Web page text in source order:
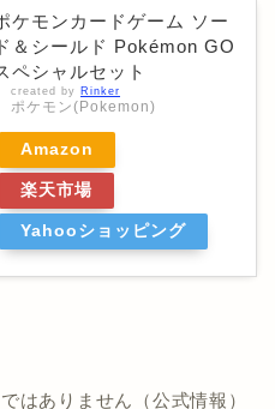
ケモンカードゲーム ソー
ド＆シールド Pokémon GO
ペシャルセット
created by Rinker
ポケモン(Pokemon)
Amazon
楽天市場
Yahooショッピング
はありません（公式情報）